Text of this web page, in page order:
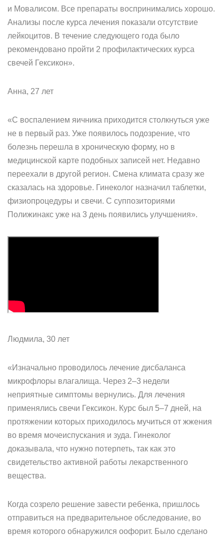
и Мовалисом. Все препараты воспринимались хорошо.
Анализы после курса лечения показали отсутствие
лейкоцитов. В течение следующего года было
рекомендовано пройти 2 профилактических курса
свечей Гексикон».
Анна, 27 лет
«С воспалением яичника приходится столкнуться уже
не в первый раз. Уже появилось подозрение, что
болезнь перешла в хроническую форму, но в
медицинской карте подобных записей нет. Недавно
переехали в другой регион. Смена климата сразу же
сказалась на здоровье. Гинеколог назначил таблетки,
физиопроцедуры и свечи. С суппозиториями
Полижинакс уже на 3 день появились улучшения».
Людмила, 30 лет
«Изначально проводилось лечение дисбаланса
микрофлоры влагалища. Через 2–3 недели
неприятные симптомы вернулись. Для лечения
применялись свечи Гексикон. Курс был 5–7 дней, на
протяжении которых приходилось мучиться от жжения
во время мочеиспускания и зуда. Гинеколог
доказывала, что нужно потерпеть, так как это
свидетельство активной работы лекарственного
вещества.
Когда созрело решение завести ребенка, пришлось
отправиться на предварительное обследование, во
время которого обнаружился оофорит. Было сделано